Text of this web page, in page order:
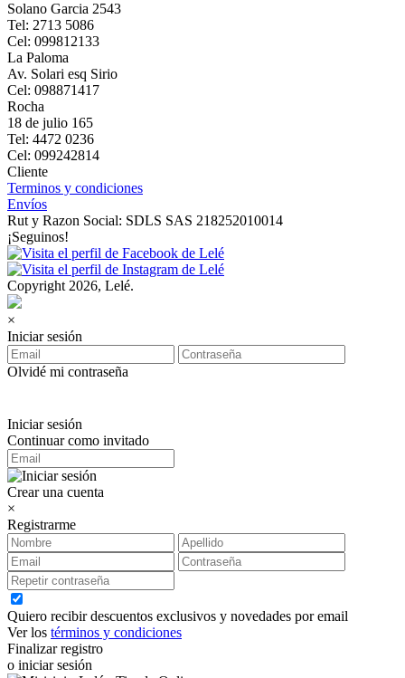
Solano Garcia 2543
Tel: 2713 5086
Cel: 099812133
La Paloma
Av. Solari esq Sirio
Cel: 098871417
Rocha
18 de julio 165
Tel: 4472 0236
Cel: 099242814
Cliente
Terminos y condiciones
Envíos
Rut y Razon Social: SDLS SAS 218252010014
¡Seguinos!
Copyright 2026, Lelé.
×
Iniciar sesión
Olvidé mi contraseña
Iniciar sesión
Continuar como invitado
Crear una cuenta
×
Registrarme
Quiero recibir descuentos exclusivos y novedades por email
Ver los términos y condiciones
Finalizar registro
o iniciar sesión